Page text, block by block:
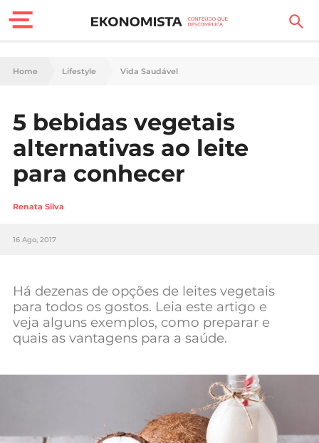
Finanças Pessoais
Carreira
Casa
Lifestyle
Sociedade
Negócios
Mundial 2026
Home Lifestyle Vida Saudável
5 bebidas vegetais
alternativas ao leite
para conhecer
Renata Silva
16 Ago, 2017
Há dezenas de opções de leites vegetais
para todos os gostos. Leia este artigo e
veja alguns exemplos, como preparar e
quais as vantagens para a saúde.